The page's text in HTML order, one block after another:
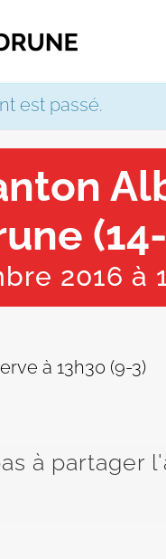
est passé.
2016 à
à 13h30 (9-3)
à partager